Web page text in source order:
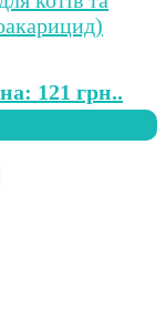
121 грн..